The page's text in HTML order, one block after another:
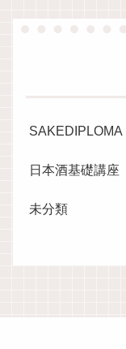
SAKEDIPLOMA
日本酒基礎講座
未分類